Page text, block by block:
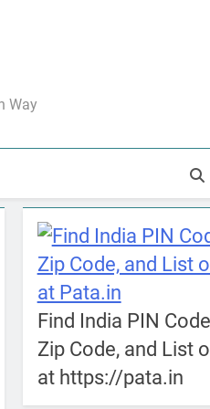
Way
Find India PIN
Zip Code, and List
at https://pata.in